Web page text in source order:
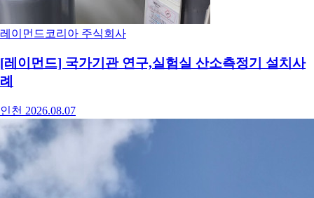
레이먼드코리아 주식회사
[레이먼드] 국가기관 연구,실험실 산소측정기 설치사
례
인천 2026.08.07